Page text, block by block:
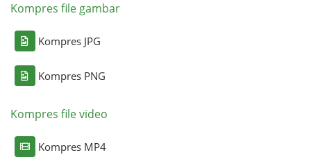
Kompres file gambar
Kompres JPG
Kompres PNG
Kompres file video
Kompres MP4